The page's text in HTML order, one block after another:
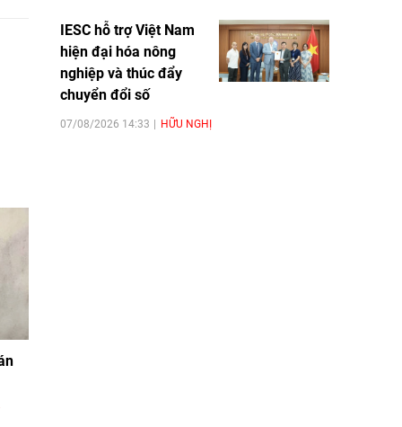
IESC hỗ trợ Việt Nam
hiện đại hóa nông
nghiệp và thúc đẩy
chuyển đổi số
07/08/2026 14:33 HỮU NGHỊ